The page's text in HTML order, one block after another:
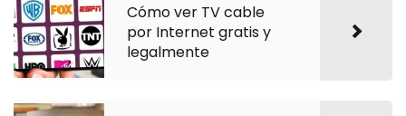
Cómo ver TV cable
por Internet gratis y
legalmente